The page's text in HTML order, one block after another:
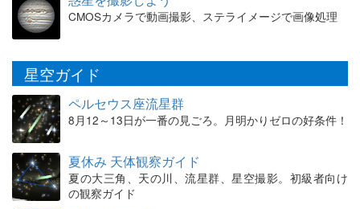
CMOSカメラで動画撮影、ステライメージで画像処理
星空ガイド
ペルセウス座流星群
8月12～13日が一番の見ごろ。月明かりゼロの好条件！
夏休み 天体観察ガイド
夏の大三角、天の川、流星群、星空撮影。初級者向け
の観察ガイド